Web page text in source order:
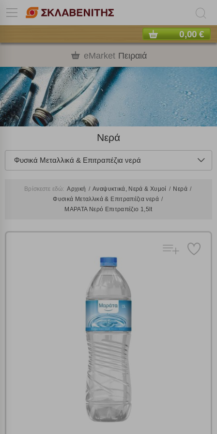
0,00 €
eMarket Πειραιά
Νερά
Φυσικά Μεταλλικά & Επιτραπέζια νερά
Βρίσκεστε εδώ: Αρχική Αναψυκτικά, Νερά & Χυμοί
Νερά
Φυσικά Μεταλλικά & Επιτραπέζια νερά
ΜΑΡΑΤΑ Νερό Επιτραπέζιο 1,5lt
Πολλαπλή αναζήτηση
Χρησιμοποιήστε τη για πιο γρήγορη αναζήτηση